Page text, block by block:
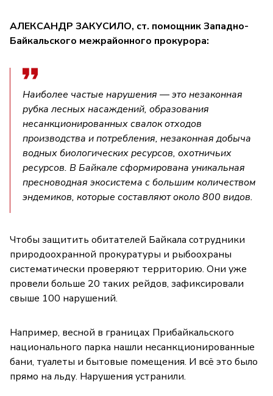
АЛЕКСАНДР ЗАКУСИЛО, ст. помощник Западно-
Байкальского межрайонного прокурора:
Наиболее частые нарушения — это незаконная
рубка лесных насаждений, образования
несанкционированных свалок отходов
производства и потребления, незаконная добыча
водных биологических ресурсов, охотничьих
ресурсов. В Байкале сформирована уникальная
пресноводная экосистема с большим количеством
эндемиков, которые составляют около 800 видов.
Чтобы защитить обитателей Байкала сотрудники
природоохранной прокуратуры и рыбоохраны
систематически проверяют территорию. Они уже
провели больше 20 таких рейдов, зафиксировали
свыше 100 нарушений.
Например, весной в границах Прибайкальского
национального парка нашли несанкционированные
бани, туалеты и бытовые помещения. И всё это было
прямо на льду. Нарушения устранили.